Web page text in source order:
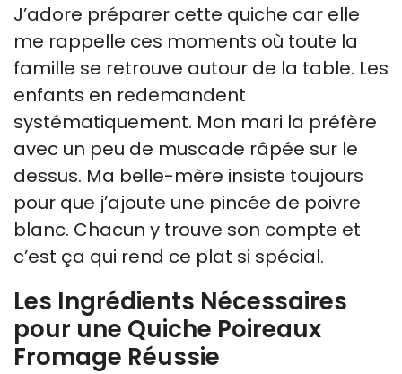
J’adore préparer cette quiche car elle
me rappelle ces moments où toute la
famille se retrouve autour de la table. Les
enfants en redemandent
systématiquement. Mon mari la préfère
avec un peu de muscade râpée sur le
dessus. Ma belle-mère insiste toujours
pour que j’ajoute une pincée de poivre
blanc. Chacun y trouve son compte et
c’est ça qui rend ce plat si spécial.
Les Ingrédients Nécessaires
pour une Quiche Poireaux
Fromage Réussie